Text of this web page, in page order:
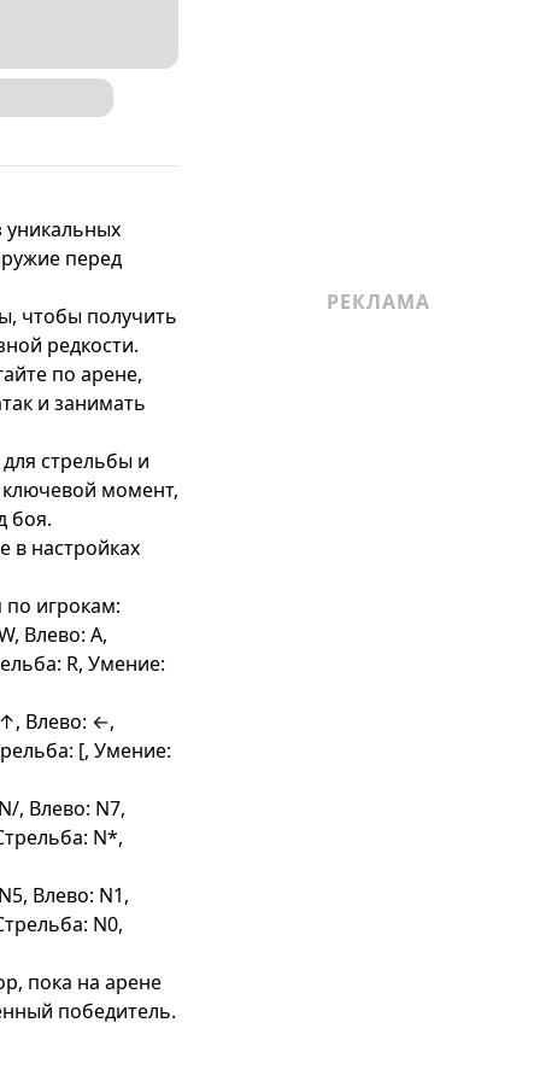
уникальных
перед
чтобы получить
редкости.
по арене,
и занимать
стрельбы и
момент,
боя.
в настройках
по игрокам:
R, Умение:
[, Умение:
N*,
N0,
пока на арене
победитель.